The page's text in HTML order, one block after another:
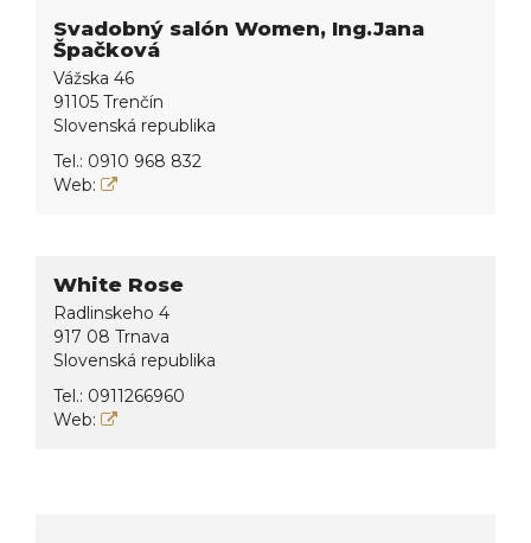
Svadobný salón Women, Ing.Jana
Špačková
Vážska 46
91105 Trenčín
Slovenská republika
Tel.: 0910 968 832
Web:
White Rose
Radlinskeho 4
917 08 Trnava
Slovenská republika
Tel.: 0911266960
Web: